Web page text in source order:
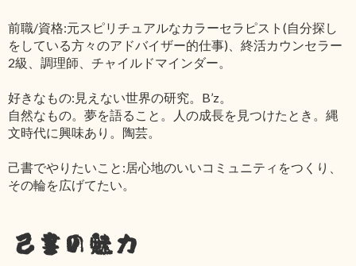
前職/資格:元スピリチュアルなカラーセラピスト(自分探し
をしている方々のアドバイザー的仕事)、終活カウンセラー
2級、調理師、チャイルドマインダー。
好きなもの:見えない世界の研究。B’z。
自然なもの。夢を語ること。人の成長を見つけたとき。縄
文時代に興味あり。陶芸。
己書でやりたいこと:居心地のいいコミュニティをつくり、
その輪を広げてたい。
己書の魅力